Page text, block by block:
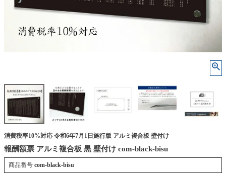
消費税率10%対応 令和6年7月1日施行版 アルミ複合板 壁付け
報酬額票 アルミ複合板 黒 壁付け com-black-bisu
商品番号 com-black-bisu